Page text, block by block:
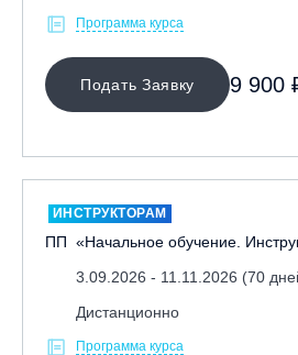
Программа курса
Подать Заявку 9 900
ИНСТРУКТОРАМ
ПП «Начальное обучение.
3.09.2026 - 11.11.2026 (70
Дистанционно
Программа курса